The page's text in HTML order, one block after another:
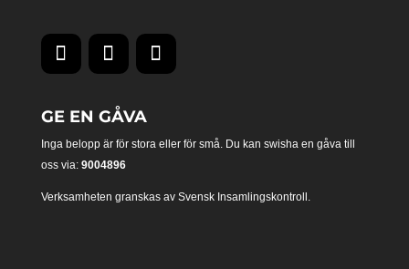
GE EN GÅVA
Inga belopp är för stora eller för små. Du kan swisha en gåva till
oss via: 9004896
Verksamheten granskas av Svensk Insamlingskontroll.